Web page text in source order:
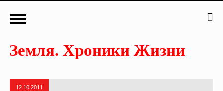
12.10.2011